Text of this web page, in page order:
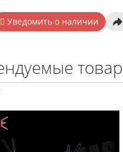
Уведомить о наличии